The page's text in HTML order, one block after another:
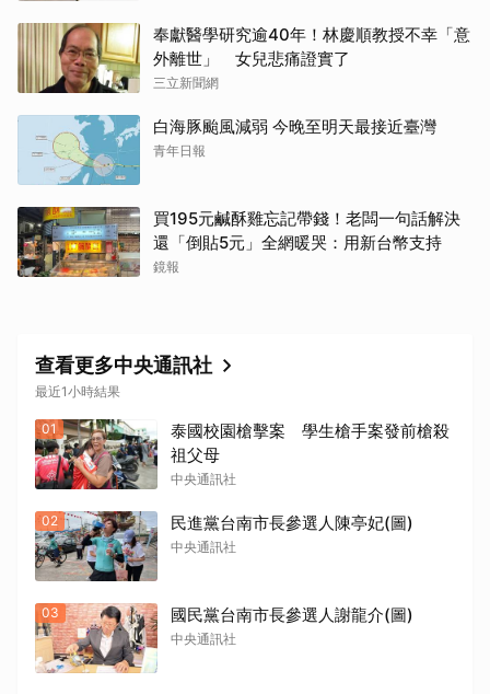
奉獻醫學研究逾40年！林慶順教授不幸「意
外離世」 女兒悲痛證實了
三立新聞網
白海豚颱風減弱 今晚至明天最接近臺灣
青年日報
買195元鹹酥雞忘記帶錢！老闆一句話解決
還「倒貼5元」全網暖哭：用新台幣支持
鏡報
查看更多中央通訊社
最近1小時結果
01
泰國校園槍擊案 學生槍手案發前槍殺
祖父母
中央通訊社
02 民進黨台南市長參選人陳亭妃(圖)
中央通訊社
03 國民黨台南市長參選人謝龍介(圖)
中央通訊社